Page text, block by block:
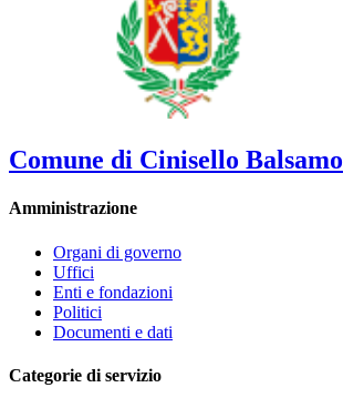
Comune di Cinisello Balsamo
Amministrazione
Organi di governo
Uffici
Enti e fondazioni
Politici
Documenti e dati
Categorie di servizio